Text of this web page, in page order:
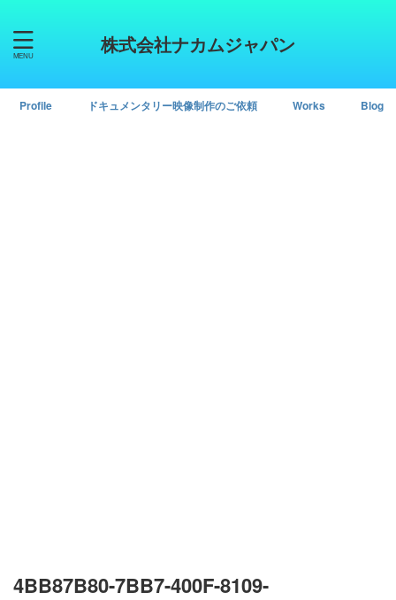
株式会社ナカムジャパン
Profile ドキュメンタリー映像制作のご依頼 Works Blog
4BB87B80-7BB7-400F-8109-